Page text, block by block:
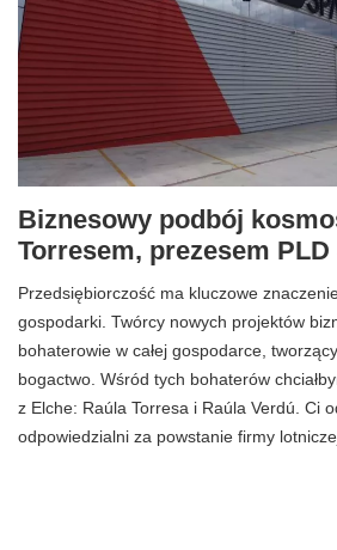
Biznesowy podbój
Torresem, prezesem PLD
Przedsiębiorczość ma kluczowe
gospodarki. Twórcy nowych projektów
bohaterowie w całej gospodarce,
bogactwo. Wśród tych bohaterów
z Elche: Raúla Torresa i Raúla Verdú. Ci
odpowiedzialni za powstanie firmy